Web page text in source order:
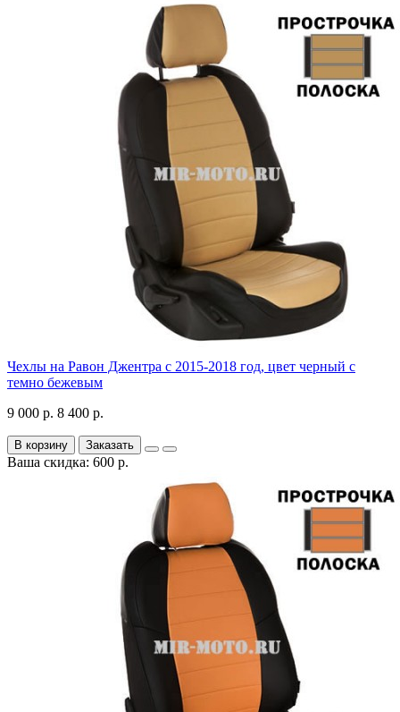
Чехлы на Равон Джентра с 2015-2018 год, цвет черный с
темно бежевым
9 000 р. 8 400 р.
В корзину Заказать
Ваша скидка: 600 р.